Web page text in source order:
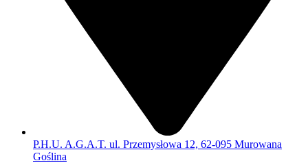
P.H.U. A.G.A.T. ul. Przemysłowa 12, 62-095 Murowana
Goślina